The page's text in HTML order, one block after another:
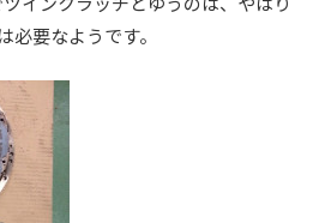
必要なようです。